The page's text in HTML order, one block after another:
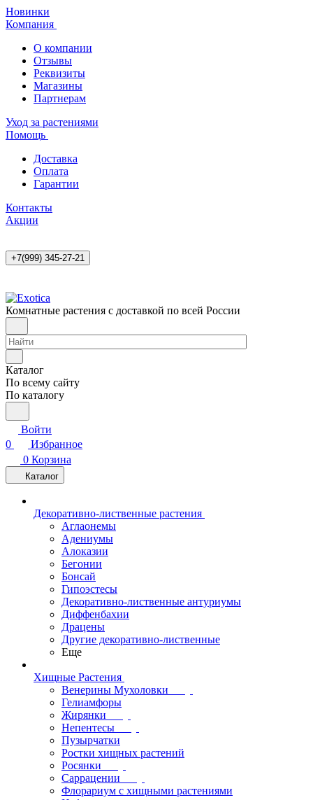
Новинки
Компания
О компании
Отзывы
Реквизиты
Магазины
Партнерам
Уход за растениями
Помощь
Доставка
Оплата
Гарантии
Контакты
Акции
+7(999) 345-27-21
Комнатные растения с доставкой по всей России
Каталог
По всему сайту
По каталогу
Войти
0
Избранное
0 Корзина
Каталог
Декоративно-лиственные растения
Аглаонемы
Адениумы
Алоказии
Бегонии
Бонсай
Гипоэстесы
Декоративно-лиственные антуриумы
Диффенбахии
Драцены
Другие декоративно-лиственные
Еще
Хищные Растения
Венерины Мухоловки
Гелиамфоры
Жирянки
Непентесы
Пузырчатки
Ростки хищных растений
Росянки
Саррацении
Флорариум с хищными растениями